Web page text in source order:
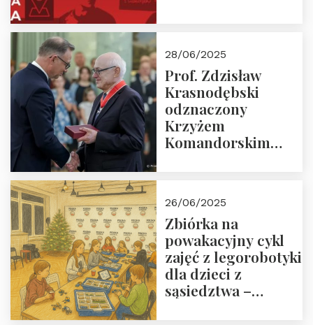
28/06/2025
Prof. Zdzisław
Krasnodębski
odznaczony
Krzyżem
Komandorskim
26/06/2025
Zbiórka na
powakacyjny cykl
zajęć z legorobotyki
dla dzieci z
sąsiedztwa –